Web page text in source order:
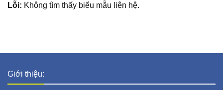
Lỗi: Không tìm thấy biểu mẫu liên hệ.
Giới thiệu: